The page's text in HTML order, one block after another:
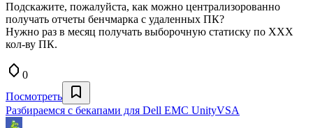
Подскажите, пожалуйста, как можно централизорованно
получать отчеты бенчмарка с удаленных ПК?
Нужно раз в месяц получать выборочную статиску по ХХХ
кол-ву ПК.
0
Посмотреть
Разбираемся с бекапами для Dell EMC UnityVSA